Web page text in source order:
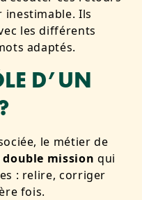
inestimable. Ils
les différents
adaptés.
D’UN
le métier de
double mission qui
: relire, corriger
fois.